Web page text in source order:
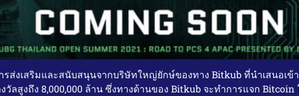
รส่งเสริมและสนับสนุนจากบริษัทใหญ่ยักษ์ของทาง Bitkub ที่นำเสนอเข้
วัลสูงถึง 8,000,000 ล้าน ซึ่งทางด้านของ Bitkub จะทำการแจก